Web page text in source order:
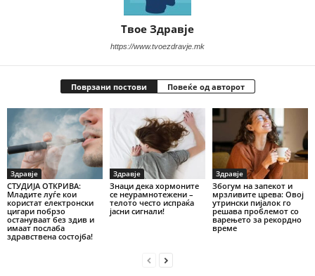
Твое Здравје
https://www.tvoezdravje.mk
Поврзани постови Повеќе од авторот
Здравје
СТУДИЈА ОТКРИВА:
Младите луѓе кои
користат електронски
цигари побрзо
остануваат без здив и
имаат послаба
здравствена состојба!
Здравје
Знаци дека хормоните
се неурамнотежени –
телото често испраќа
јасни сигнали!
Здравје
Збогум на запекот и
мрзливите црева: Овој
утрински пијалок го
решава проблемот со
варењето за рекордно
време